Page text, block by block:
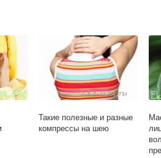
Такие полезные и разные
компрессы на шею